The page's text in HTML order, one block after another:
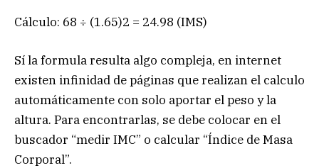
Cálculo: 68 ÷ (1.65)2 = 24.98 (IMS)
Sí la formula resulta algo compleja, en internet
existen infinidad de páginas que realizan el calculo
automáticamente con solo aportar el peso y la
altura. Para encontrarlas, se debe colocar en el
buscador “medir IMC” o calcular “Índice de Masa
Corporal”.